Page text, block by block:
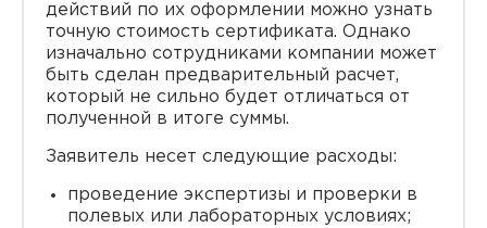
действий по их оформлении можно узнать
точную стоимость сертификата. Однако
изначально сотрудниками компании может
быть сделан предварительный расчет,
который не сильно будет отличаться от
полученной в итоге суммы.
Заявитель несет следующие расходы:
проведение экспертизы и проверки в
полевых или лабораторных условиях;